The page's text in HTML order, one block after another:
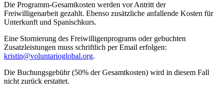
Die Programm-Gesamtkosten werden vor Antritt der
Freiwilligenarbeit gezahlt. Ebenso zusätzliche anfallende Kosten für
Unterkunft und Spanischkurs.
Eine Stornierung des Freiwilligenprograms oder gebuchten
Zusatzleistungen muss schriftlich per Email erfolgen:
kristin@voluntarioglobal.org.
Die Buchungsgebühr (50% der Gesamtkosten) wird in diesem Fall
nicht zurück erstattet.